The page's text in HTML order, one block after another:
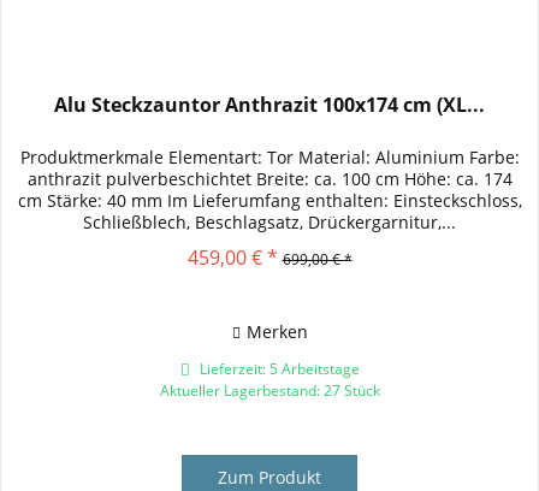
Alu Steckzauntor Anthrazit 100x174 cm (XL...
Produktmerkmale Elementart: Tor Material: Aluminium Farbe:
anthrazit pulverbeschichtet Breite: ca. 100 cm Höhe: ca. 174
cm Stärke: 40 mm Im Lieferumfang enthalten: Einsteckschloss,
Schließblech, Beschlagsatz, Drückergarnitur,...
459,00 € * 699,00 € *
Merken
Lieferzeit: 5 Arbeitstage
Aktueller Lagerbestand: 27 Stück
Zum Produkt